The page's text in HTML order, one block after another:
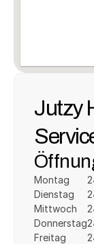
Jutzy
Montag
Dienstag
Mittwoch
Donnerstag
Freitag